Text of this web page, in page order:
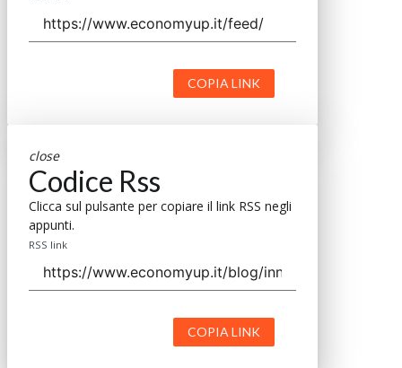
COPIA LINK
close
Codice Rss
Clicca sul pulsante per copiare il link RSS negli
appunti.
RSS link
COPIA LINK